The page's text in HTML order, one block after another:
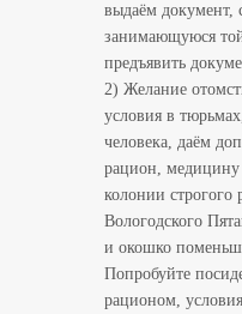
выдаём документ,
занимающуюся
предъявить
2) Желание
условия в
человека, даём
рацион, медицину
колонии
Вологодского
и окошко
Попробуйте
рационом,